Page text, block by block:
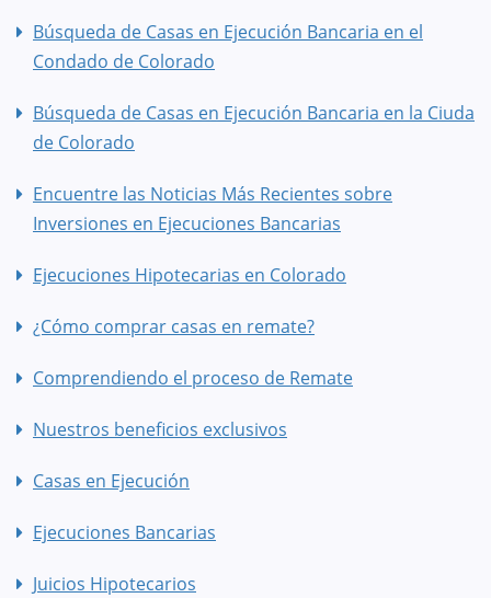
Búsqueda de Casas en Ejecución Bancaria en el
Condado de Colorado
Búsqueda de Casas en Ejecución Bancaria en la Ciudad
de Colorado
Encuentre las Noticias Más Recientes sobre
Inversiones en Ejecuciones Bancarias
Ejecuciones Hipotecarias en Colorado
¿Cómo comprar casas en remate?
Comprendiendo el proceso de Remate
Nuestros beneficios exclusivos
Casas en Ejecución
Ejecuciones Bancarias
Juicios Hipotecarios